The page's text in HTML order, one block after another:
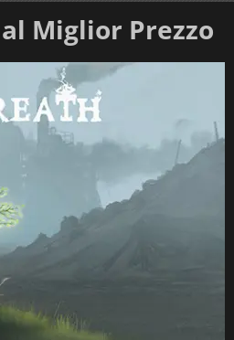
al Miglior Prezzo